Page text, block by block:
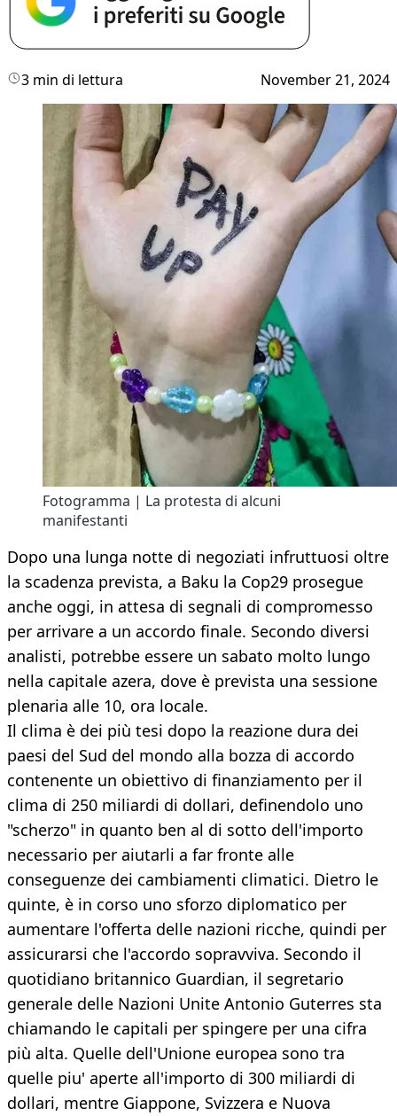
3 min di lettura November 21, 2024
Fotogramma | La protesta di alcuni
manifestanti
Dopo una lunga notte di negoziati infruttuosi oltre
la scadenza prevista, a Baku la Cop29 prosegue
anche oggi, in attesa di segnali di compromesso
per arrivare a un accordo finale. Secondo diversi
analisti, potrebbe essere un sabato molto lungo
nella capitale azera, dove è prevista una sessione
plenaria alle 10, ora locale.
Il clima è dei più tesi dopo la reazione dura dei
paesi del Sud del mondo alla bozza di accordo
contenente un obiettivo di finanziamento per il
clima di 250 miliardi di dollari, definendolo uno
"scherzo" in quanto ben al di sotto dell'importo
necessario per aiutarli a far fronte alle
conseguenze dei cambiamenti climatici. Dietro le
quinte, è in corso uno sforzo diplomatico per
aumentare l'offerta delle nazioni ricche, quindi per
assicurarsi che l'accordo sopravviva. Secondo il
quotidiano britannico Guardian, il segretario
generale delle Nazioni Unite Antonio Guterres sta
chiamando le capitali per spingere per una cifra
più alta. Quelle dell'Unione europea sono tra
quelle piu' aperte all'importo di 300 miliardi di
dollari, mentre Giappone, Svizzera e Nuova